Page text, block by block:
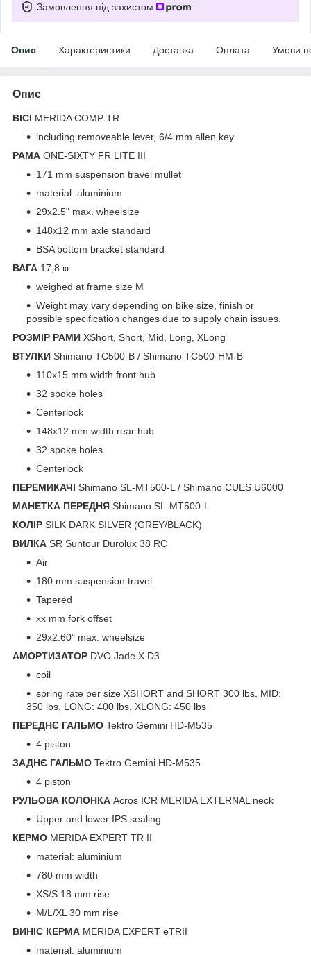
Замовлення під захистом
Опис Характеристики Доставка Оплата Умови
Опис
ВІСІ MERIDA COMP TR
including removeable lever, 6/4 mm allen key
РАМА ONE-SIXTY FR LITE III
171 mm suspension travel mullet
material: aluminium
29x2.5" max. wheelsize
148x12 mm axle standard
BSA bottom bracket standard
ВАГА 17,8 кг
weighed at frame size M
Weight may vary depending on bike size, finish or
possible specification changes due to supply chain issues.
РОЗМІР РАМИ XShort, Short, Mid, Long, XLong
ВТУЛКИ Shimano TC500-B / Shimano TC500-HM-B
110x15 mm width front hub
32 spoke holes
Centerlock
148x12 mm width rear hub
32 spoke holes
Centerlock
ПЕРЕМИКАЧІ Shimano SL-MT500-L / Shimano CUES U6000
МАНЕТКА ПЕРЕДНЯ Shimano SL-MT500-L
КОЛІР SILK DARK SILVER (GREY/BLACK)
ВИЛКА SR Suntour Durolux 38 RC
Air
180 mm suspension travel
Tapered
xx mm fork offset
29x2.60" max. wheelsize
АМОРТИЗАТОР DVO Jade X D3
coil
spring rate per size XSHORT and SHORT 300 lbs, MID:
350 lbs, LONG: 400 lbs, XLONG: 450 lbs
ПЕРЕДНЄ ГАЛЬМО Tektro Gemini HD-M535
4 piston
ЗАДНЄ ГАЛЬМО Tektro Gemini HD-M535
4 piston
РУЛЬОВА КОЛОНКА Acros ICR MERIDA EXTERNAL neck
Upper and lower IPS sealing
КЕРМО MERIDA EXPERT TR II
material: aluminium
780 mm width
XS/S 18 mm rise
M/L/XL 30 mm rise
ВИНІС КЕРМА MERIDA EXPERT eTRII
material: aluminium